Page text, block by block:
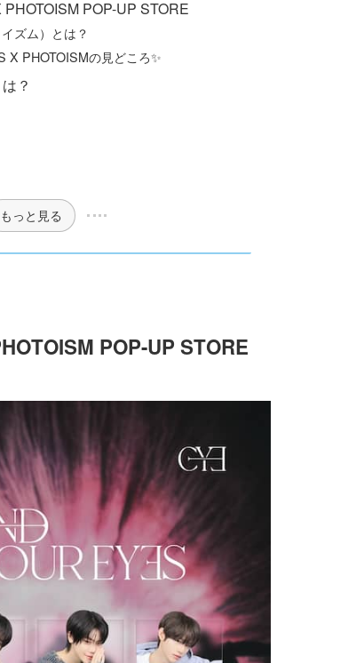
POP-UP STORE
ズム）とは？
X PHOTOISMの見どころ✨
？
もっと見る
POP-UP STORE